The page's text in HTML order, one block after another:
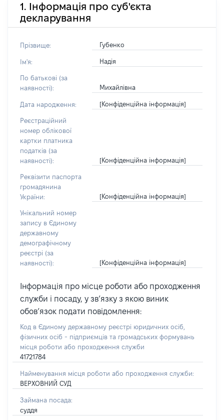
1. Інформація про суб'єкта
декларування
Прізвище: Губенко
Ім'я: Надія
По батькові (за
наявності):
Михайлівна
Дата народження: [Конфіденційна інформація]
Реєстраційний
номер облікової
картки платника
податків (за
наявності):
[Конфіденційна інформація]
Реквізити паспорта
громадянина
України:
[Конфіденційна інформація]
Унікальний номер
запису в Єдиному
державному
демографічному
реєстрі (за
наявності):
[Конфіденційна інформація]
Інформація про місце роботи або проходження
служби і посаду, у зв’язку з якою виник
обов’язок подати повідомлення:
Код в Єдиному державному реєстрі юридичних осіб,
фізичних осіб - підприємців та громадських формувань
місця роботи або проходження служби
41721784
Найменування місця роботи або проходження служби:
ВЕРХОВНИЙ СУД
Займана посада:
суддя